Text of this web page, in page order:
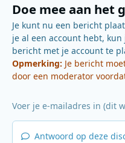
Doe mee aan het
Je kunt nu een bericht
je al een account hebt, kun
bericht met je account te
Opmerking: Je bericht
door een moderator
Antwoord op deze